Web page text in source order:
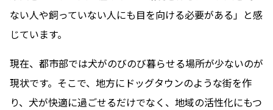
ない人や飼っていない人にも目を向ける必要がある」と感
じています。
現在、都市部では犬がのびのび暮らせる場所が少ないのが
現状です。そこで、地方にドッグタウンのような街を作
り、犬が快適に過ごせるだけでなく、地域の活性化にもつ